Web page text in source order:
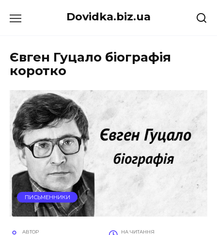
до
Dovidka.biz.ua
Євген Гуцало біографія
коротко
ПИСЬМЕННИКИ
АВТОР НА ЧИТАННЯ